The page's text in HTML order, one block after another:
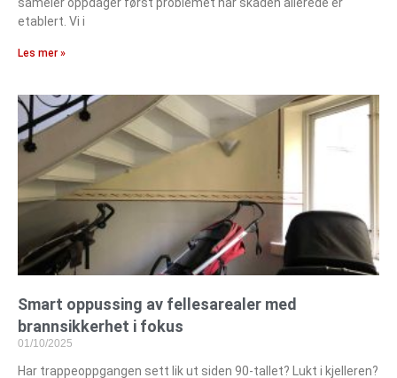
sameier oppdager først problemet når skaden allerede er
etablert. Vi i
Les mer »
Smart oppussing av fellesarealer med
brannsikkerhet i fokus
01/10/2025
Har trappeoppgangen sett lik ut siden 90-tallet? Lukt i kjelleren?